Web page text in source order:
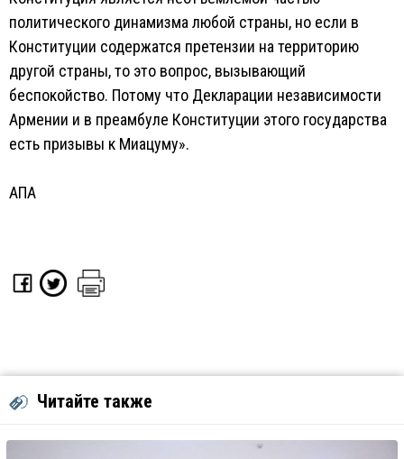
политического динамизма любой страны, но если в
Конституции содержатся претензии на территорию
другой страны, то это вопрос, вызывающий
беспокойство. Потому что Декларации независимости
Армении и в преамбуле Конституции этого государства
есть призывы к Миацуму».
АПА
Читайте также